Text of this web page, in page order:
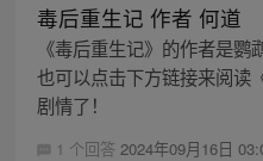
毒后重生记 作者 何道
《毒后重生记》的作者是鹦
也可以点击下方链接来阅读
剧情了！
1 个回答 2024年09月16日